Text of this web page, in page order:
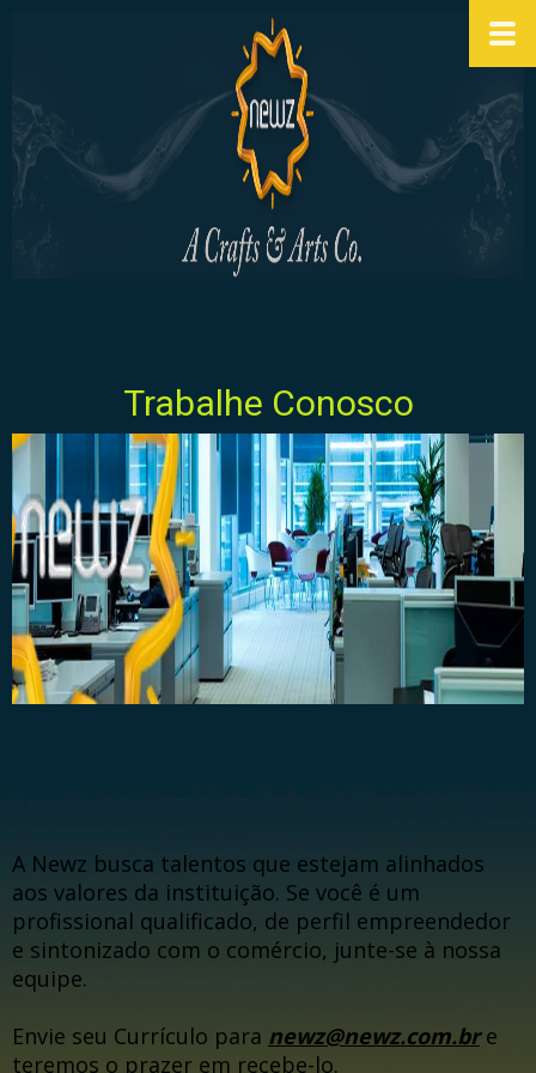
Trabalhe Conosco
A Newz busca talentos que estejam alinhados
aos valores da instituição. Se você é um
profissional qualificado, de perfil empreendedor
e sintonizado com o comércio, junte-se à nossa
equipe.
Envie seu Currículo para newz@newz.com.br e
teremos o prazer em recebe-lo.